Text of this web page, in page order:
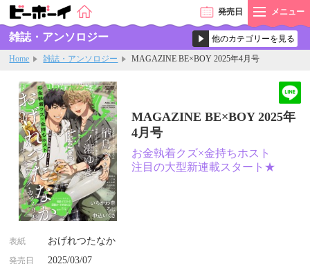
発売日 メニュー
雑誌・アンソロジー
Home 雑誌・アンソロジー MAGAZINE BE×BOY 2025年4月号
MAGAZINE BE×BOY 2025年
4月号
お金執着クズ×金持ちホスト
注目の大型新連載スタート★
表紙 おげれつたなか
発売日 2025/03/07